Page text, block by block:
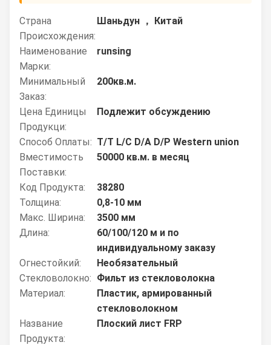
Страна
Происхождения:
Шаньдун ， Китай
Наименование
Марки:
runsing
Минимальный
Заказ:
200кв.м.
Цена Единицы
Продукци:
Подлежит обсуждению
Способ Оплаты: T/T L/C D/A D/P Western union
Вместимость
Поставки:
50000 кв.м. в месяц
Код Продукта:
38280
Толщина:
0,8-10 мм
Макс. Ширина:
3500 мм
Длина:
60/100/120 м и по
индивидуальному заказу
Огнестойкий:
Необязательный
Стекловолокно: Фильт из стекловолокна
Материал:
Пластик, армированный
стекловолокном
Название
Продукта:
Плоский лист FRP